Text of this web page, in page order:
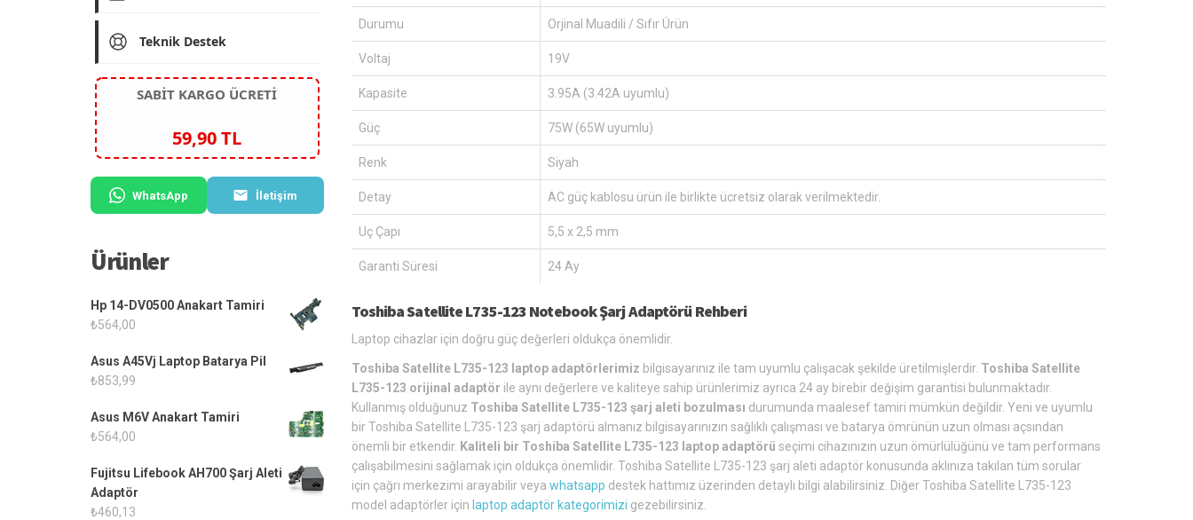
Durumu Orjinal Muadili / Sıfır Ürün
Voltaj 19V
Kapasite 3.95A (3.42A uyumlu)
Güç 75W (65W uyumlu)
Renk Siyah
Detay AC güç kablosu ürün ile birlikte ücretsiz olarak verilmektedir.
Uç Çapı 5,5 x 2,5 mm
Garanti Süresi 24 Ay
Toshiba Satellite L735-123 Notebook Şarj Adaptörü Rehberi
Laptop cihazlar için doğru güç değerleri oldukça önemlidir.
Toshiba Satellite L735-123 laptop adaptörlerimiz bilgisayarınız ile tam uyumlu çalışacak şekilde üretilmişlerdir. Toshiba Satellite
L735-123 orijinal adaptör ile aynı değerlere ve kaliteye sahip ürünlerimiz ayrıca 24 ay birebir değişim garantisi bulunmaktadır.
Kullanmış olduğunuz Toshiba Satellite L735-123 şarj aleti bozulması durumunda maalesef tamiri mümkün değildir. Yeni ve uyumlu
bir Toshiba Satellite L735-123 şarj adaptörü almanız bilgisayarınızın sağlıklı çalışması ve batarya ömrünün uzun olması açsından
önemli bir etkendir. Kaliteli bir Toshiba Satellite L735-123 laptop adaptörü seçimi cihazınızın uzun ömürlülüğünü ve tam performans
çalışabilmesini sağlamak için oldukça önemlidir. Toshiba Satellite L735-123 şarj aleti adaptör konusunda aklınıza takılan tüm sorular
için çağrı merkezimi arayabilir veya whatsapp destek hattımız üzerinden detaylı bilgi alabilirsiniz. Diğer Toshiba Satellite L735-123
model adaptörler için laptop adaptör kategorimizi gezebilirsiniz.
Teknik Destek
SABİT KARGO ÜCRETİ
59,90 TL
WhatsApp İletişim
Ürünler
Hp 14-DV0500 Anakart Tamiri
₺564,00
Asus A45Vj Laptop Batarya Pil
₺853,99
Asus M6V Anakart Tamiri
₺564,00
Fujitsu Lifebook AH700 Şarj Aleti
Adaptör
₺460,13